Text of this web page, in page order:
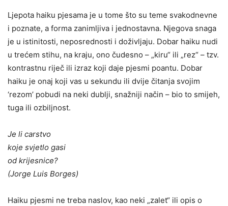
Ljepota haiku pjesama je u tome što su teme svakodnevne
i poznate, a forma zanimljiva i jednostavna. Njegova snaga
je u istinitosti, neposrednosti i doživljaju. Dobar haiku nudi
u trećem stihu, na kraju, ono čudesno – „kiru“ ili „rez“ – tzv.
kontrastnu riječ ili izraz koji daje pjesmi poantu. Dobar
haiku je onaj koji vas u sekundu ili dvije čitanja svojim
‘rezom’ pobudi na neki dublji, snažniji način – bio to smijeh,
tuga ili ozbiljnost.
Je li carstvo
koje svjetlo gasi
od krijesnice?
(Jorge Luis Borges)
Haiku pjesmi ne treba naslov, kao neki „zalet“ ili opis o